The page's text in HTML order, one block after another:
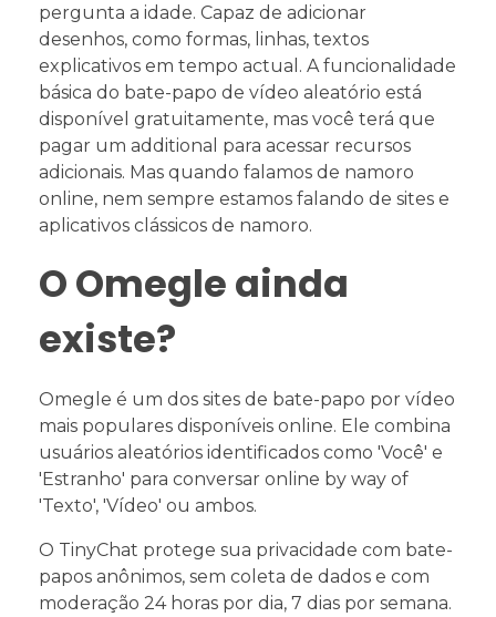
pergunta a idade. Capaz de adicionar
desenhos, como formas, linhas, textos
explicativos em tempo actual. A funcionalidade
básica do bate-papo de vídeo aleatório está
disponível gratuitamente, mas você terá que
pagar um additional para acessar recursos
adicionais. Mas quando falamos de namoro
online, nem sempre estamos falando de sites e
aplicativos clássicos de namoro.
O Omegle ainda
existe?
Omegle é um dos sites de bate-papo por vídeo
mais populares disponíveis online. Ele combina
usuários aleatórios identificados como 'Você' e
'Estranho' para conversar online by way of
'Texto', 'Vídeo' ou ambos.
O TinyChat protege sua privacidade com bate-
papos anônimos, sem coleta de dados e com
moderação 24 horas por dia, 7 dias por semana.